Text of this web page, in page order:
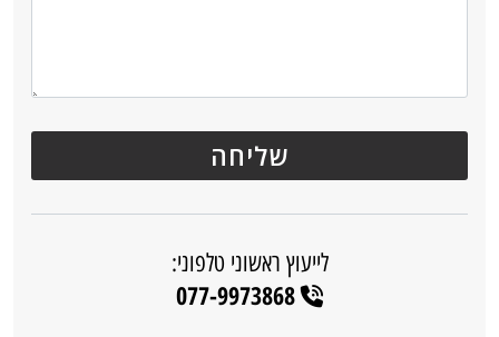
לייעוץ ראשוני טלפוני:
077-9973868